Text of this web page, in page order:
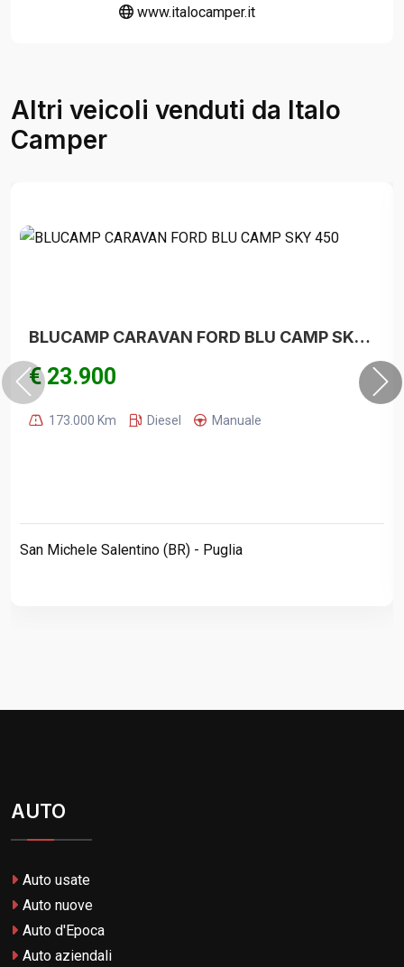
www.italocamper.it
Altri veicoli venduti da Italo
Camper
BLUCAMP CARAVAN FORD BLU CAMP SKY 450
€ 23.900
173.000 Km Diesel Manuale
San Michele Salentino (BR) - Puglia
AUTO
Auto usate
Auto nuove
Auto d'Epoca
Auto aziendali